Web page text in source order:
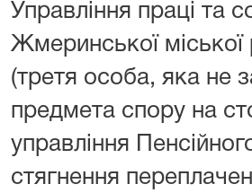
Управління праці та
Жмеринської
(третя особа, яка не
предмета спору на
управління
стягнення